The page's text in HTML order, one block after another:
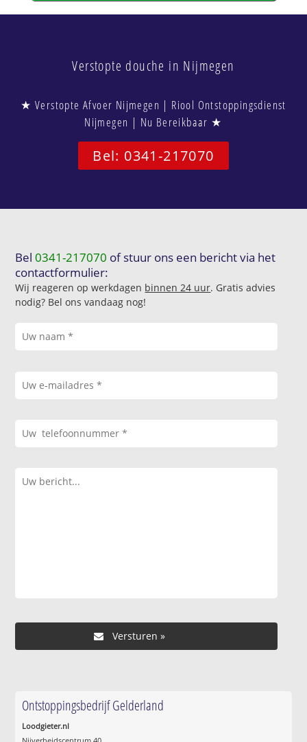
Verstopte douche in Nijmegen
★ Verstopte Afvoer Nijmegen | Riool Ontstoppingsdienst
Nijmegen | Nu Bereikbaar ★
Bel: 0341-217070
Bel0341-217070 of stuur ons een bericht via het
contactformulier:
Wij reageren op werkdagen binnen 24 uur. Gratis advies
nodig? Bel ons vandaag nog!
Ontstoppingsbedrijf Gelderland
Loodgieter.nl